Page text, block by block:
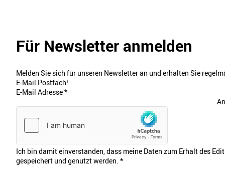
Für Newsletter anmelden
Melden Sie sich für unseren Newsletter an und erhalten Sie
E-Mail Postfach!
E-Mail Adresse*
Ich bin damit einverstanden, dass meine Daten zum Erhalt des
gespeichert und genutzt werden. *